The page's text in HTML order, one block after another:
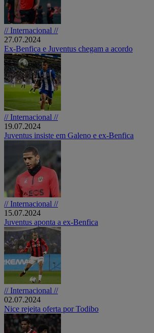
// Internacional //
27.07.2024
Ex-Benfica e Juventus chegam a acordo
// Internacional //
19.07.2024
Juventus insiste em Galeno e ex-Benfica
// Internacional //
15.07.2024
Juventus aponta a ex-Benfica
// Internacional //
02.07.2024
Nice rejeita oferta por Todibo